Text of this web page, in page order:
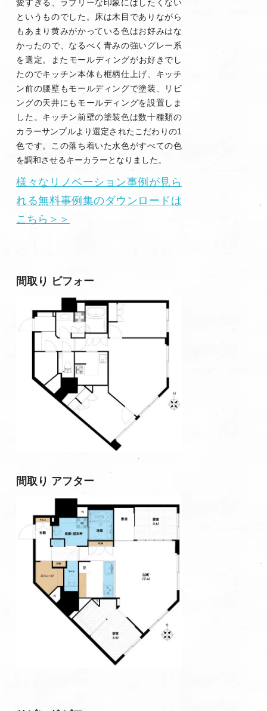
愛すぎる、ラブリーな印象にはしたくない
というものでした。床は木目でありながら
もあまり黄みがかっている色はお好みはな
かったので、なるべく青みの強いグレー系
を選定。また​モールディングがお好きでし
たのでキッチン本体も框柄仕上げ、キッチ
ン前の腰壁もモールディングで塗装、リビ
ングの天井にもモールディングを設置しま
した。キッチン前壁の塗装色は数十種類の
カラーサンプルより選定されたこだわりの1
色です。この落ち着いた水色がすべての色
を調和させるキーカラーとなりました。
様々なリノベーション事例が見ら
れる無料事例集のダウンロードは
こちら＞＞
間取り ビフォー
間取り アフター